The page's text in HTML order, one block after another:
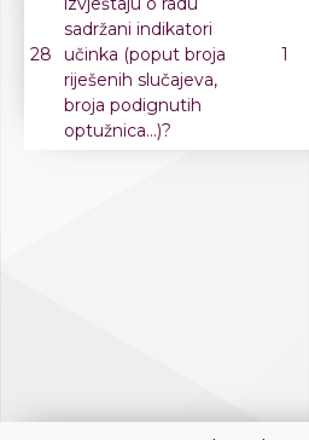
28
sadržani indikatori
učinka (poput broja
riješenih slučajeva,
broja podignutih
optužnica...)?
1